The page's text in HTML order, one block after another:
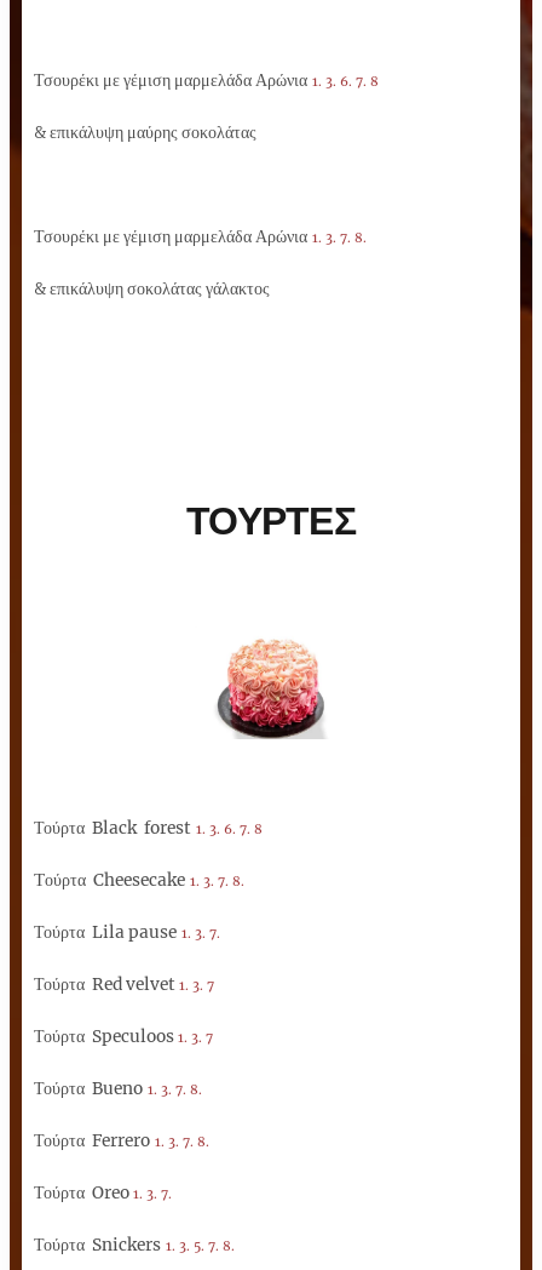
Τσουρέκι με γέμιση μαρμελάδα Αρώνια 1. 3. 6. 7. 8
& επικάλυψη μαύρης σοκολάτας
Τσουρέκι με γέμιση μαρμελάδα Αρώνια 1. 3. 7. 8.
& επικάλυψη σοκολάτας γάλακτος
ΤΟΥΡΤΕΣ
Τούρτα Black forest 1. 3. 6. 7. 8
Τούρτα Cheesecake 1. 3. 7. 8.
Τούρτα Lila pause 1. 3. 7.
Τούρτα Red velvet 1. 3. 7
Τούρτα Speculoos 1. 3. 7
Τούρτα Bueno 1. 3. 7. 8.
Τούρτα Ferrero 1. 3. 7. 8.
Τούρτα Oreo 1. 3. 7.
Τούρτα Snickers 1. 3. 5. 7. 8.